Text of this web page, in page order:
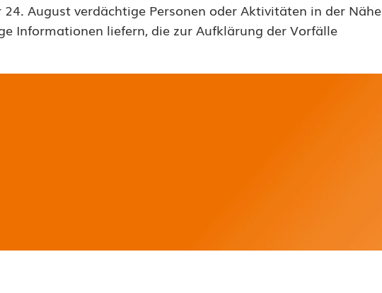
August verdächtige Personen oder Aktivitäten in der Nähe
Informationen liefern, die zur Aufklärung der Vorfälle